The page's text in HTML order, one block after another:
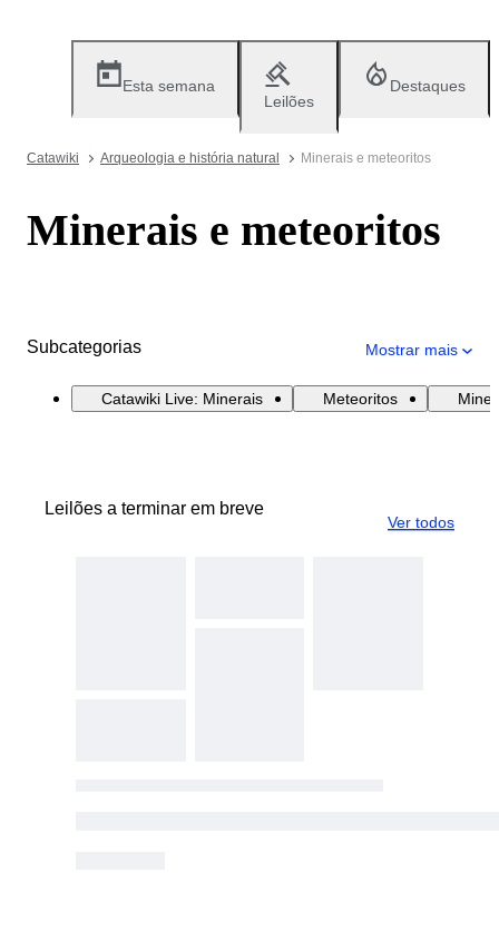
Esta semana
Leilões
Destaques
Catawiki Arqueologia e história natural Minerais e meteoritos
Minerais e meteoritos
Subcategorias Mostrar mais
Catawiki Live: Minerais Meteoritos
Leilões a terminar em breve
Ver todos